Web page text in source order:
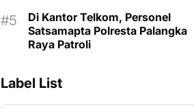
Di Kantor Telkom, Personel
Satsamapta Polresta Palangka
Raya Patroli
Label List